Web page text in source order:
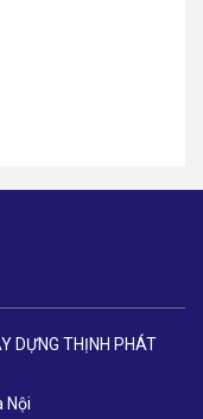
DỰNG THỊNH PHÁT
Nội